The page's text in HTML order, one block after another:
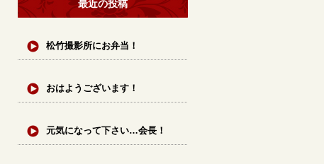
最近の投稿
松竹撮影所にお弁当！
おはようございます！
元気になって下さい…会長！